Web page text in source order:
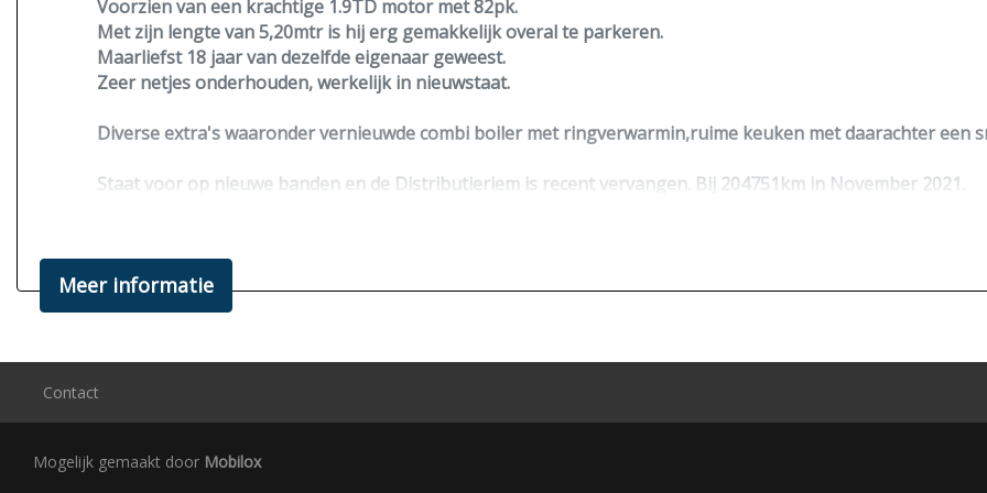
Voorzien van een krachtige 1.9TD motor met82pk.
Met zijn lengte van5,20mtris hij erg gemakkelijk overal te parkeren.
Maarliefst 18 jaar van dezelfde eigenaar geweest.
Zeer netjes onderhouden, werkelijk in nieuwstaat.
Diverse extra's waaronder vernieuwde combi boiler met ringverwarmin,ruime keuken met daarachter een
Staat voor op nieuwe banden en de Distributieriem is recent vervangen. Bij 204751km in November 2021.
Bedmaten:
2 persoons Alkoofbed: 208 x 150 cm
2 persoons bedbank: 195 x 135 cm
Bezichtiging alleen op afspraak.
Interesse? Graag bellen of mailen voor een afspraak.
(Gespecialiseerd in campertechniek)
Meer informatie
Contact
Mogelijk gemaakt door Mobilox